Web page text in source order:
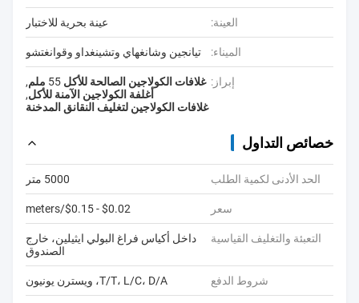
العينة: عينة بحرية للاختبار
الميناء: تيانجين وشانغهاي وتشينغداو وقوانغتشو
إبراز: غلافات الكولاجين الصالحة للأكل 55 ملم
,
أغلفة الكولاجين الآمنة للأكل,
غلافات الكولاجين لتغليف النقانق المدخنة
خصائص التداول
الحد الأدنى لكمية الطلب 5000 متر
سعر $0.02 - $0.15/meters
التعبئة والتغليف القياسية
داخل أكياس فراغ البولي ايثيلين، خارج
الصندوق
شروط الدفع T/T، L/C، D/A، ويسترن يونيون